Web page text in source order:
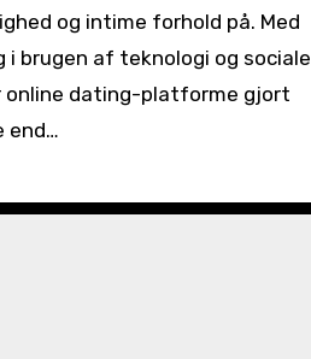
og intime forhold på. Med
i brugen af ​​teknologi og sociale
online dating-platforme gjort
end…